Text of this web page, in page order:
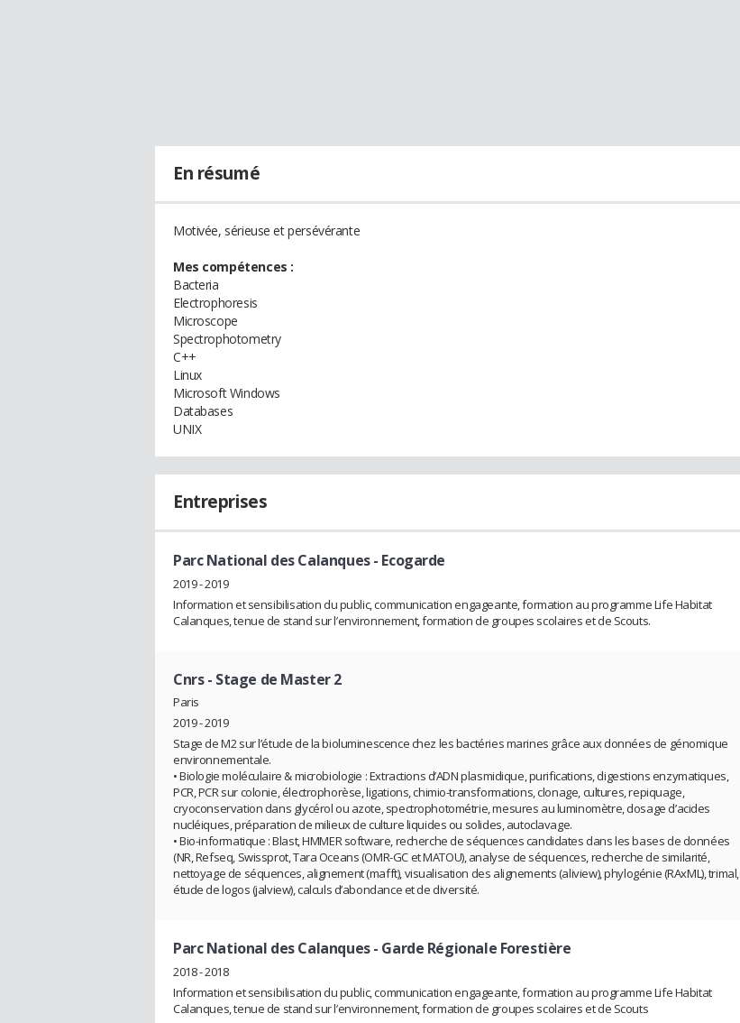
En résumé
Motivée, sérieuse et persévérante
Mes compétences :
Bacteria
Electrophoresis
Microscope
Spectrophotometry
C++
Linux
Microsoft Windows
Databases
UNIX
Entreprises
Parc National des Calanques- Ecogarde
2019 - 2019
Information et sensibilisation du public, communication engageante, formation au programme Life Habitat
Calanques, tenue de stand sur l’environnement, formation de groupes scolaires et de Scouts.
Cnrs- Stage de Master 2
Paris
2019 - 2019
Stage de M2 sur l’étude de la bioluminescence chez les bactéries marines grâce aux données de génomique
environnementale.
• Biologie moléculaire & microbiologie : Extractions d’ADN plasmidique, purifications, digestions enzymatiques,
PCR, PCR sur colonie, électrophorèse, ligations, chimio-transformations, clonage, cultures, repiquage,
cryoconservation dans glycérol ou azote, spectrophotométrie, mesures au luminomètre, dosage d’acides
nucléiques, préparation de milieux de culture liquides ou solides, autoclavage.
• Bio-informatique : Blast, HMMER software, recherche de séquences candidates dans les bases de données
(NR, Refseq, Swissprot, Tara Oceans (OMR-GC et MATOU), analyse de séquences, recherche de similarité,
nettoyage de séquences, alignement (mafft), visualisation des alignements (aliview), phylogénie (RAxML), trimal,
étude de logos (jalview), calculs d’abondance et de diversité.
Parc National des Calanques- Garde Régionale Forestière
2018 - 2018
Information et sensibilisation du public, communication engageante, formation au programme Life Habitat
Calanques, tenue de stand sur l’environnement, formation de groupes scolaires et de Scouts